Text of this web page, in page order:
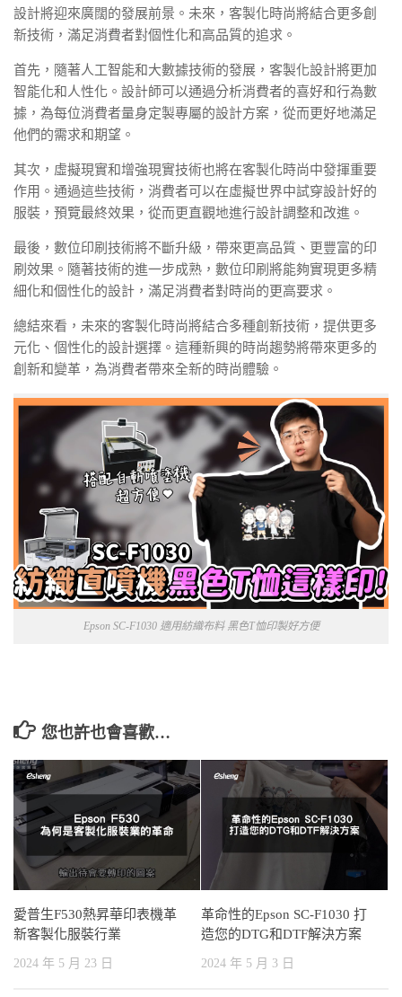
設計將迎來廣闊的發展前景。未來，客製化時尚將結合更多創
新技術，滿足消費者對個性化和高品質的追求。
首先，隨著人工智能和大數據技術的發展，客製化設計將更加
智能化和人性化。設計師可以通過分析消費者的喜好和行為數
據，為每位消費者量身定製專屬的設計方案，從而更好地滿足
他們的需求和期望。
其次，虛擬現實和增強現實技術也將在客製化時尚中發揮重要
作用。通過這些技術，消費者可以在虛擬世界中試穿設計好的
服裝，預覽最終效果，從而更直觀地進行設計調整和改進。
最後，數位印刷技術將不斷升級，帶來更高品質、更豐富的印
刷效果。隨著技術的進一步成熟，數位印刷將能夠實現更多精
細化和個性化的設計，滿足消費者對時尚的更高要求。
總結來看，未來的客製化時尚將結合多種創新技術，提供更多
元化、個性化的設計選擇。這種新興的時尚趨勢將帶來更多的
創新和變革，為消費者帶來全新的時尚體驗。
Epson SC-F1030 適用紡織布料 黑色T恤印製好方便
您也許也會喜歡…
愛普生F530熱昇華印表機革
新客製化服裝行業
2024 年 5 月 23 日
革命性的Epson SC-F1030 打
造您的DTG和DTF解決方案
2024 年 5 月 3 日